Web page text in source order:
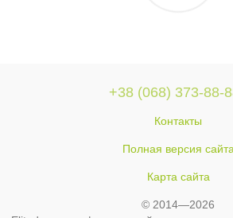
+38 (068) 373-88-
Контакты
Полная версия сайта
Карта сайта
© 2014—2026